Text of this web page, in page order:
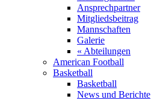
Ansprechpartner
Mitgliedsbeitrag
Mannschaften
Galerie
« Abteilungen
American Football
Basketball
Basketball
News und Berichte